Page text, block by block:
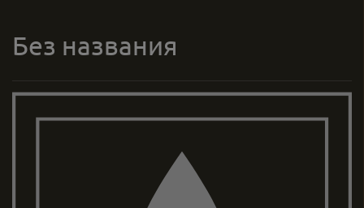
Без названия